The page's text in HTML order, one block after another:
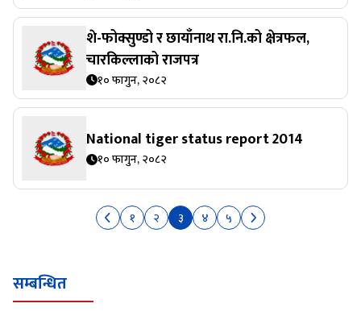
शे-फोक्सुण्डो र छायाँनाथ रा.नि.को क्षेत्रफल,
चारकिल्लाको राजपत्र
१० फागुन, २०८२
National tiger status report 2014
१० फागुन, २०८२
१ २ ३ ४ ५
सम्बन्धित